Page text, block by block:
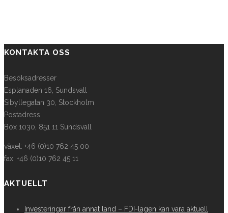
KONTAKTA OSS
Besöksadresser
Esplanaden 16, Sundsvall
Sibyllegatan 30, Stockholm
Postadress
Box 1030, 851 11 Sundsvall
växel: +46 (0)10 762 45 00
fax: +46 (0)10 762 45 11
AKTUELLT
Investeringar från annat land – FDI-lagen kan vara aktuell